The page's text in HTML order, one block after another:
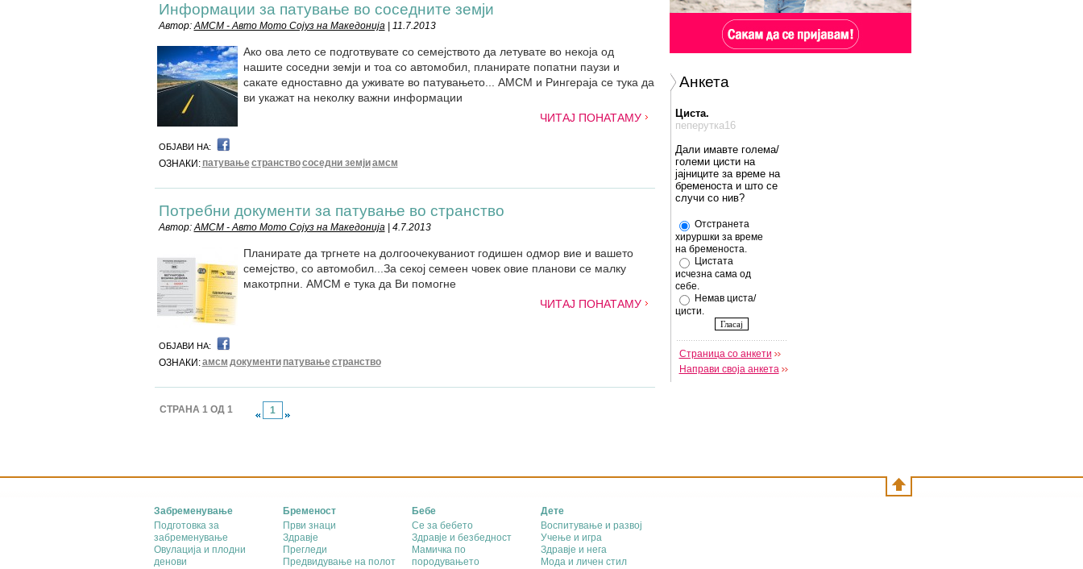
Информации за патување во соседните земји
Автор:АМСМ - Авто Мото Сојуз на Македонија| 11.7.2013
Ако ова лето се подготвувате со семејството да летувате во некоја од
нашите соседни земји и тоа со автомобил, планирате попатни паузи и
сакате едноставно да уживате во патувањето... АМСМ и Рингераја се тука да
ви укажат на неколку важни информации
ЧИТАЈ ПОНАТАМУ
ОБЈАВИ НА:
ОЗНАКИ: патувањестранствососедни земјиамсм
Потребни документи за патување во странство
Автор:АМСМ - Авто Мото Сојуз на Македонија| 4.7.2013
Планирате да тргнете на долгоочекуваниот годишен одмор вие и вашето
семејство, со автомобил...За секој семеен човек овие планови се малку
макотрпни. АМСМ е тука да Ви помогне
ЧИТАЈ ПОНАТАМУ
ОБЈАВИ НА:
ОЗНАКИ:амсм документи патувањестранство
СТРАНА 1 ОД 1 1
Анкета
Циста.
пеперутка16
Дали имавте голема/
големи цисти на
јајниците за време на
бременоста и што се
случи со нив?
Отстранета
хируршки за време
на бременоста.
Цистата
исчезна сама од
себе.
Немав циста/
цисти.
Страница со анкети
Направи своја анкета
Забременување
Подготовка за
забременување
Овулација и плодни
денови
Бременост
Први знаци
Здравје
Прегледи
Предвидување на полот
Бебе
Се за бебето
Здравје и безбедност
Мамичка по
породувањето
Дете
Воспитување и развој
Учење и игра
Здравје и нега
Мода и личен стил